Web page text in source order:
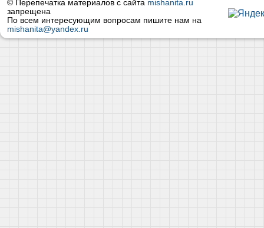
© Перепечатка материалов с сайта mishanita.ru
запрещена
По всем интересующим вопросам пишите нам на
mishanita@yandex.ru